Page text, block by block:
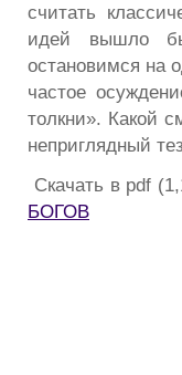
считать
идей вышло
остановимся на
частое
толкни». Какой
неприглядный
Скачать в pdf
БОГОВ